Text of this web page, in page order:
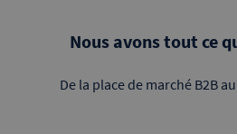
Nous avons tout ce
De la place de marché B2B